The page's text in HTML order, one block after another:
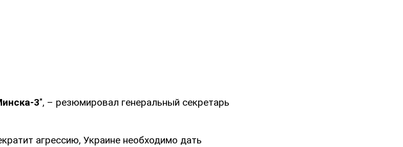
3", – резюмировал генеральный секретарь
агрессию, Украине необходимо дать